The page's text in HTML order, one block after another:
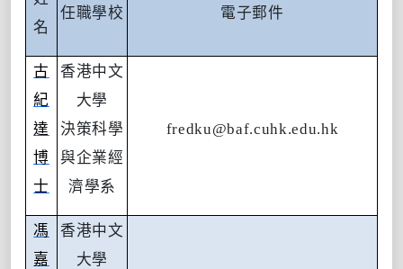
名
任職學校 電子郵件
古
紀
達
博
士
香港中文
大學
決策科學
與企業經
濟學系
fredku@baf.cuhk.edu.hk
馮
嘉
香港中文
大學